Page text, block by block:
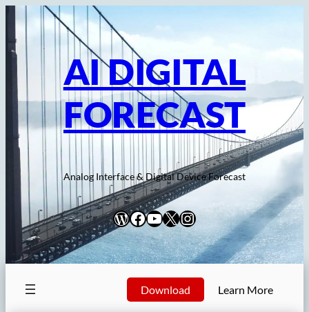
を
AI DIGITAL
FORECAST
Analog Interface & Digital Device Forecast
WordPress
Facebook
YouTube
X Instagram
Download Learn More